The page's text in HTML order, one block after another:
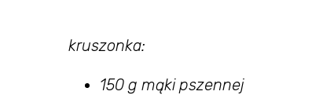
kruszonka:
150 g mąki pszennej